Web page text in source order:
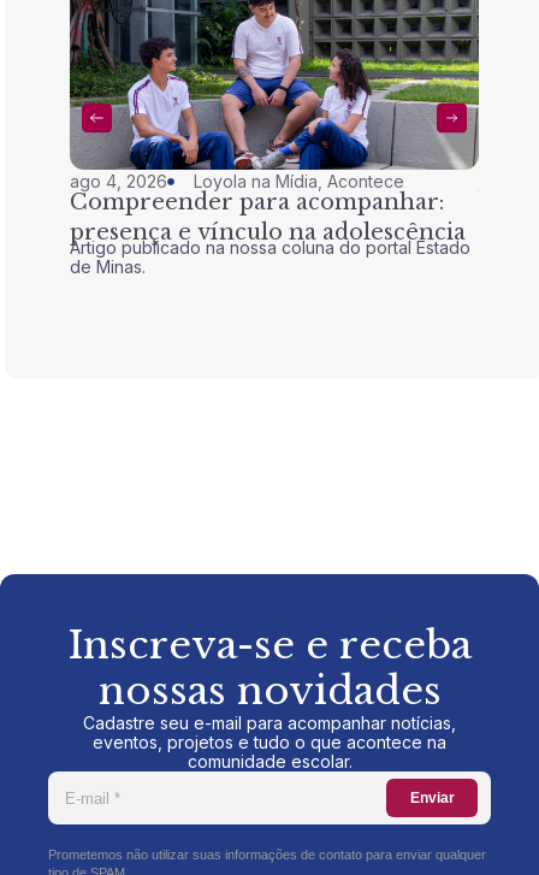
ago 4, 2026 Loyola na Mídia ,Acontece
Compreender para acompanhar:
presença e vínculo na adolescência
Artigo publicado na nossa coluna do portal Estado
de Minas.
Inscreva-se e receba
nossas novidades
Cadastre seu e-mail para acompanhar notícias,
eventos, projetos e tudo o que acontece na
comunidade escolar.
Enviar
Prometemos não utilizar suas informações de contato para enviar qualquer